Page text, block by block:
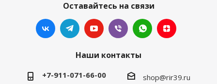
Оставайтесь на связи
Наши контакты
+7-911-071-66-00 shop@rir39.ru